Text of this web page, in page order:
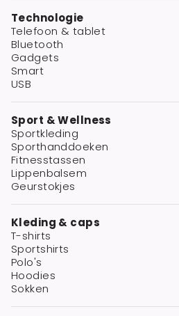
Technologie
Telefoon & tablet
Bluetooth
Gadgets
Smart
USB
Sport & Wellness
Sportkleding
Sporthanddoeken
Fitnesstassen
Lippenbalsem
Geurstokjes
Kleding & caps
T-shirts
Sportshirts
Polo's
Hoodies
Sokken